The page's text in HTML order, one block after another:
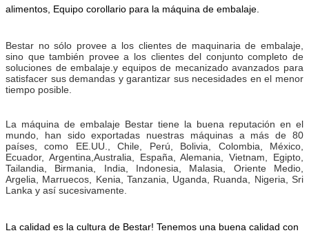
alimentos, Equipo corollario para la máquina de embalaje.
Bestar no sólo provee a los clientes de maquinaria de embalaje,
sino que también provee a los clientes del conjunto completo de
soluciones de embalaje.y equipos de mecanizado avanzados para
satisfacer sus demandas y garantizar sus necesidades en el menor
tiempo posible.
La máquina de embalaje Bestar tiene la buena reputación en el
mundo, han sido exportadas nuestras máquinas a más de 80
países, como EE.UU., Chile, Perú, Bolivia, Colombia, México,
Ecuador, Argentina,Australia, España, Alemania, Vietnam, Egipto,
Tailandia, Birmania, India, Indonesia, Malasia, Oriente Medio,
Argelia, Marruecos, Kenia, Tanzania, Uganda, Ruanda, Nigeria, Sri
Lanka y así sucesivamente.
La calidad es la cultura de Bestar! Tenemos una buena calidad con